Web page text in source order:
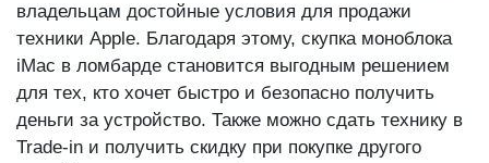
владельцам достойные условия для продажи
техники Apple. Благодаря этому, скупка моноблока
iMac в ломбарде становится выгодным решением
для тех, кто хочет быстро и безопасно получить
деньги за устройство. Также можно сдать технику в
Trade-in и получить скидку при покупке другого